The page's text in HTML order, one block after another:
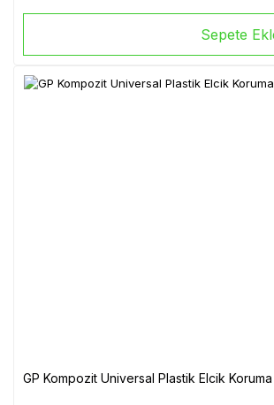
Sepete
GP Kompozit Universal Plastik Elcik